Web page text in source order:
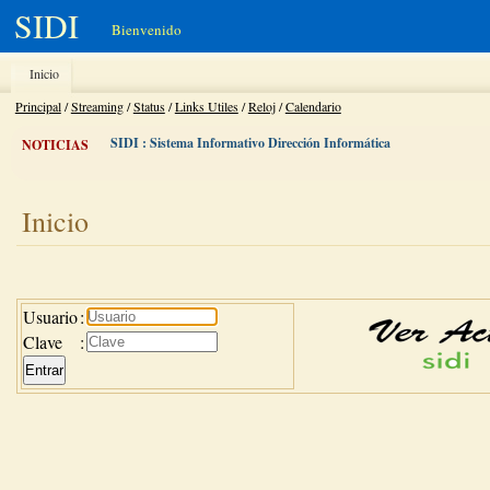
SIDI Bienvenido
Inicio
Principal/Streaming/Status/Links Utiles/Reloj/Calendario
NOTICIAS SIDI : Sistema Informativo Dirección Informática
Inicio
Usuario:
Clave
: